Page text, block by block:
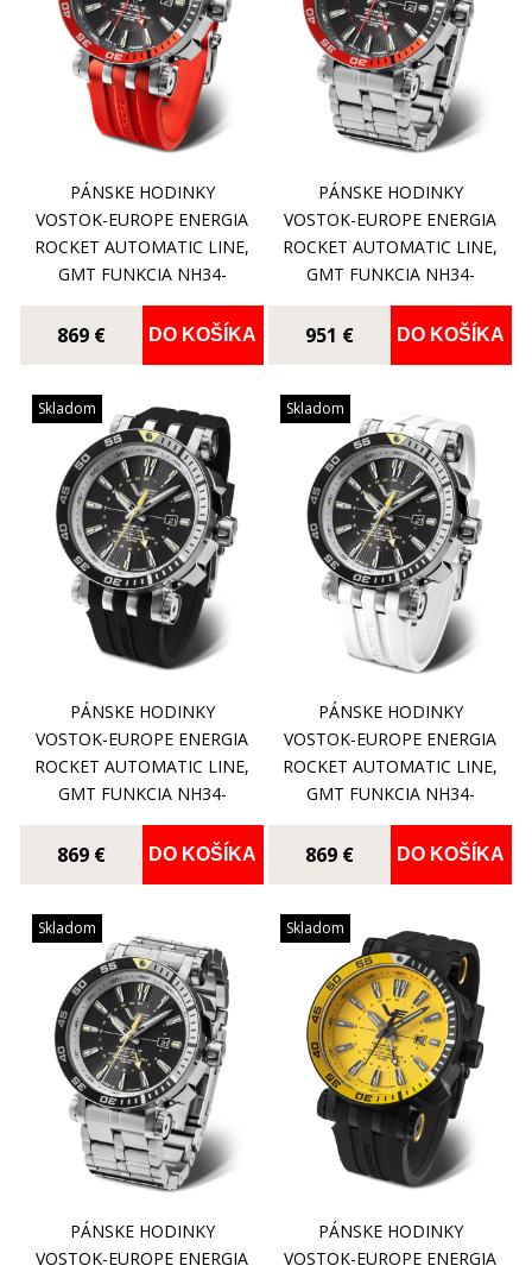
PÁNSKE HODINKY
VOSTOK-EUROPE ENERGIA
ROCKET AUTOMATIC LINE,
GMT FUNKCIA NH34-
575A717S
869 € DO KOŠÍKA
PÁNSKE HODINKY
VOSTOK-EUROPE ENERGIA
ROCKET AUTOMATIC LINE,
GMT FUNKCIA NH34-
575A717B
951 € DO KOŠÍKA
Skladom
PÁNSKE HODINKY
VOSTOK-EUROPE ENERGIA
ROCKET AUTOMATIC LINE,
GMT FUNKCIA NH34-
575A718
869 € DO KOŠÍKA
Skladom
PÁNSKE HODINKY
VOSTOK-EUROPE ENERGIA
ROCKET AUTOMATIC LINE,
GMT FUNKCIA NH34-
575A718
869 € DO KOŠÍKA
Skladom
PÁNSKE HODINKY
VOSTOK-EUROPE ENERGIA
Skladom
PÁNSKE HODINKY
VOSTOK-EUROPE ENERGIA